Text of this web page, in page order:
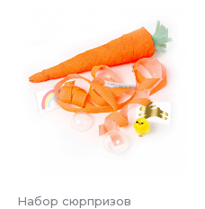
Набор сюрпризов